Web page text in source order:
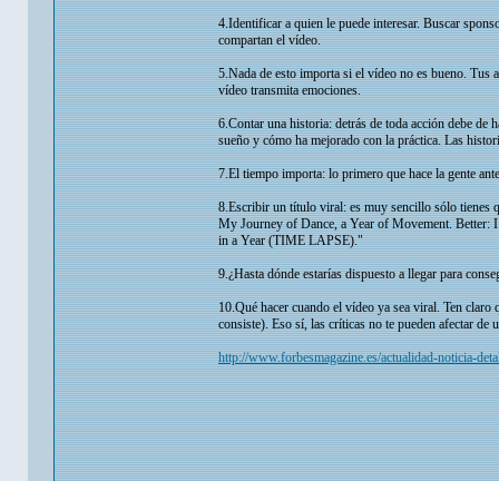
4.Identificar a quien le puede interesar. Buscar
compartan el vídeo.
5.Nada de esto importa si el vídeo no es bueno. Tus
vídeo transmita emociones.
6.Contar una historia: detrás de toda acción debe de
sueño y cómo ha mejorado con la práctica. Las
7.El tiempo importa: lo primero que hace la gente
8.Escribir un título viral: es muy sencillo sólo tienes
My Journey of Dance, a Year of Movement. Better:
in a Year (TIME LAPSE)."
9.¿Hasta dónde estarías dispuesto a llegar para
10.Qué hacer cuando el vídeo ya sea viral. Ten
consiste). Eso sí, las críticas no te pueden afectar de
http://www.forbesmagazine.es/actualidad-noticia-